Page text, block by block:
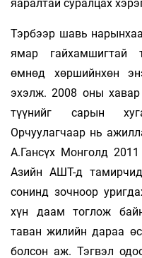
яаралтай суралцах
Тэрбээр шавь
ямар гайхамшигтай
өмнөд хөршийнхөн
эхэлж. 2008 оны
түүнийг сарын
Орчуулагчаар нь
А.Гансүх Монголд
Азийн АШТ-д
сонинд зочноор
хүн даам тоглож
таван жилийн дараа
болсон аж. Тэгвэл